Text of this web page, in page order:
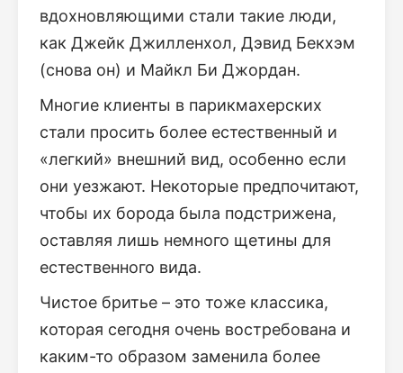
вдохновляющими стали такие люди,
как Джейк Джилленхол, Дэвид Бекхэм
(снова он) и Майкл Би Джордан.
Многие клиенты в парикмахерских
стали просить более естественный и
«легкий» внешний вид, особенно если
они уезжают. Некоторые предпочитают,
чтобы их борода была подстрижена,
оставляя лишь немного щетины для
естественного вида.
Чистое бритье – это тоже классика,
которая сегодня очень востребована и
каким-то образом заменила более